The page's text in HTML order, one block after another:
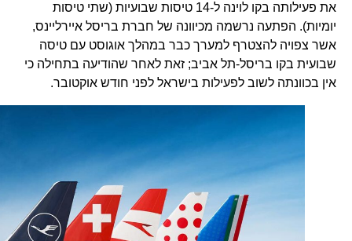
את פעילותה בקו לוינה ל-14 טיסות שבועיות (שתי טיסות
יומיות). הפתעה נרשמה מכיוונה של חברת בריסל איירליינס,
אשר צפויה להצטרף למערך כבר במהלך אוגוסט עם טיסה
שבועית בקו בריסל-תל אביב; זאת לאחר שהודיעה בתחילה כי
אין בכוונתה לשוב לפעילות בישראל לפני חודש אוקטובר.